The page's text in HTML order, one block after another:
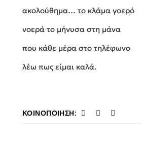
ακολούθημα… το κλάμα γοερό
νοερά το μήνυσα στη μάνα
που κάθε μέρα στο τηλέφωνο
λέω πως είμαι καλά.
ΚΟΙΝΟΠΟΊΗΣΗ: